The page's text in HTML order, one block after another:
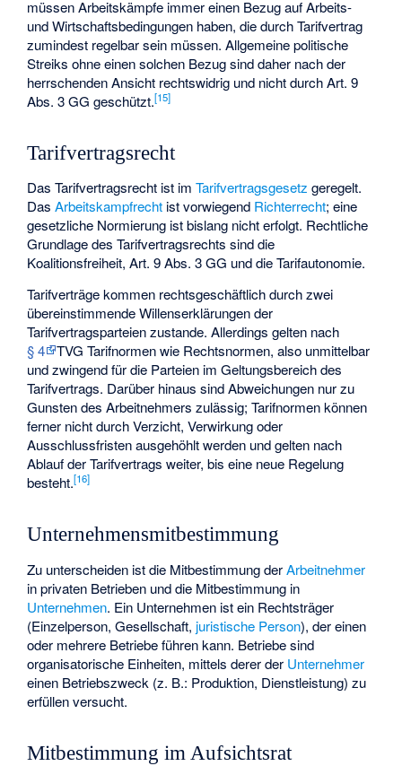
müssen Arbeitskämpfe immer einen Bezug auf Arbeits-
und Wirtschaftsbedingungen haben, die durch Tarifvertrag
zumindest regelbar sein müssen. Allgemeine politische
Streiks ohne einen solchen Bezug sind daher nach der
herrschenden Ansicht rechtswidrig und nicht durch Art. 9
Abs. 3 GG geschützt.[15]
Tarifvertragsrecht
Das Tarifvertragsrecht ist imTarifvertragsgesetz geregelt.
DasArbeitskampfrecht ist vorwiegend Richterrecht; eine
gesetzliche Normierung ist bislang nicht erfolgt. Rechtliche
Grundlage des Tarifvertragsrechts sind die
Koalitionsfreiheit, Art. 9 Abs. 3 GG und die Tarifautonomie.
Tarifverträge kommen rechtsgeschäftlich durch zwei
übereinstimmende Willenserklärungen der
Tarifvertragsparteien zustande. Allerdings gelten nach
§ 4
TVG Tarifnormen wie Rechtsnormen, also unmittelbar
und zwingend für die Parteien im Geltungsbereich des
Tarifvertrags. Darüber hinaus sind Abweichungen nur zu
Gunsten des Arbeitnehmers zulässig; Tarifnormen können
ferner nicht durch Verzicht, Verwirkung oder
Ausschlussfristen ausgehöhlt werden und gelten nach
Ablauf der Tarifvertrags weiter, bis eine neue Regelung
besteht.[16]
Unternehmensmitbestimmung
Zu unterscheiden ist die Mitbestimmung derArbeitnehmer
in privaten Betrieben und die Mitbestimmung in
Unternehmen. Ein Unternehmen ist ein Rechtsträger
(Einzelperson, Gesellschaft, juristische Person), der einen
oder mehrere Betriebe führen kann. Betriebe sind
organisatorische Einheiten, mittels derer der Unternehmer
einen Betriebszweck (z. B.: Produktion, Dienstleistung) zu
erfüllen versucht.
Mitbestimmung im Aufsichtsrat